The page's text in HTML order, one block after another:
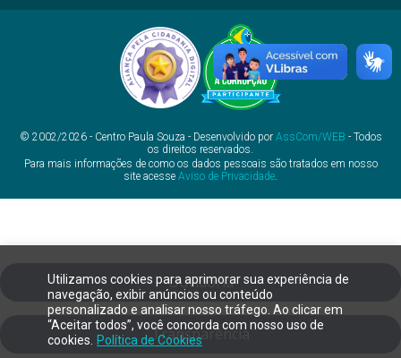
Utilizamos cookies para aprimorar sua experiência de
navegação, exibir anúncios ou conteúdo
personalizado e analisar nosso tráfego. Ao clicar em
“Aceitar todos”, você concorda com nosso uso de
cookies.
Política de Cookies
© 2002/2026 - Centro Paula Souza - Desenvolvido por AssCom/WEB - Todos
os direitos reservados.
Para mais informações de como os dados pessoais são tratados em nosso
site acesse Aviso de Privacidade.
Ouvidoria
Transparência